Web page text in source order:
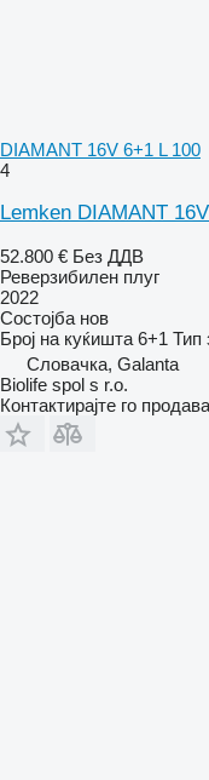
DIAMANT 16V 6+1 L 100
4
Lemken DIAMANT
52.800 € Без ДДВ
Реверзибилен плуг
2022
Состојба нов
Број на куќишта 6+1 Тип
Словачка, Galanta
Biolife spol s r.o.
Контактирајте го